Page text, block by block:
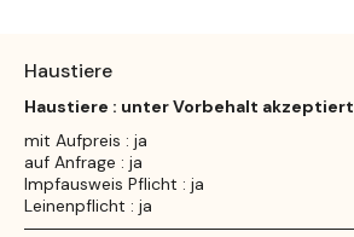
Haustiere
Haustiere : unter Vorbehalt akzeptiert
mit Aufpreis : ja
auf Anfrage : ja
Impfausweis Pflicht : ja
Leinenpflicht : ja